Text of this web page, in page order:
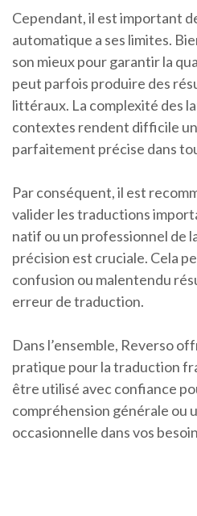
Cependant, il est important
automatique a ses limites.
son mieux pour garantir la
peut parfois produire des
littéraux. La complexité des
contextes rendent difficile
parfaitement précise dans
Par conséquent, il est
valider les traductions
natif ou un professionnel de
précision est cruciale. Cela
confusion ou malentendu
erreur de traduction.
Dans l’ensemble, Reverso
pratique pour la traduction
être utilisé avec confiance
compréhension générale ou
occasionnelle dans vos